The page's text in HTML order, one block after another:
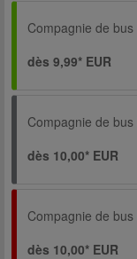
Compagnie de bus
dès 9,99* EUR
Compagnie de bus
dès 10,00* EUR
Compagnie de bus
dès 10,00* EUR